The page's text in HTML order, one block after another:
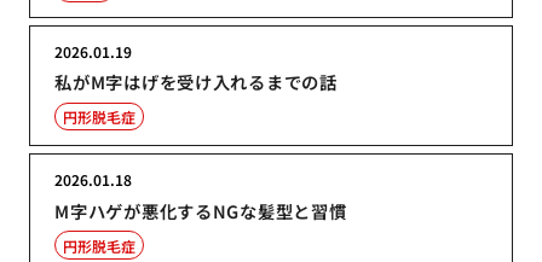
私がM字はげを受け入れるまでの話
2026.01.19
円形脱毛症
M字ハゲが悪化するNGな髪型と習慣
2026.01.18
円形脱毛症